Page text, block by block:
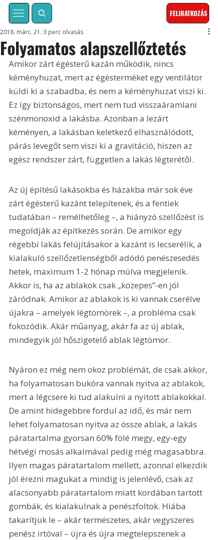
FELIRATKOZÁS
Folyamatos alapszellőztetés
2018. márc. 21. 3 perc olvasás
Amikor zárt égésterű kazán működik, nincs
kéményhuzat, mert az égésterméket egy ventilátor
küldi ki a szabadba, és nem a kéményhuzat viszi ki.
Ez így biztonságos, mert nem tud visszaáramlani
szénmonoxid a lakásba. Azonban a lezárt
kéményen, a lakásban keletkező elhasználódott,
párás levegőt sem viszi ki a gravitáció, hiszen az
egész rendszer zárt, független a lakás légterétől.
Az új építésű lakásokba és házakba már sok éve
zárt égésterű kazánt telepítenek, és a fentiek
tudatában – remélhetőleg –, a hiányzó szellőzést is
megoldják az építkezés során. De amikor egy
régebbi lakás felújításakor a kazánt is lecserélik, a
kialakuló szellőzetlenségből adódó penészesedés
hetek, maximum 1-2 hónap múlva megjelenik.
Akkor is, ha az ablakok csak „közepes”-en jól
záródnak. Amikor az ablakok is ki vannak cserélve
újakra – amelyek légtömörek –, a probléma csak
fokozódik. Akár műanyag, akár fa az új ablak,
mindegyik jól hőszigetelő ablak légtömör.
Nyáron ez még nem okoz problémát, de csak akkor,
ha folyamatosan bukóra vannak nyitva az ablakok,
mert a légcsere ki tud alakulni a nyitott ablakokkal.
De amint hidegebbre fordul az idő, és már nem
lehet folyamatosan nyitva az össze ablak, a lakás
páratartalma gyorsan 60% fölé megy, egy-egy
hétvégi mosás alkalmával pedig még magasabbra.
Ilyen magas páratartalom mellett, azonnal elkezdik
jól érezni magukat a mindig is jelenlévő, csak az
alacsonyabb páratartalom miatt kordában tartott
gombák, és kialakulnak a penészfoltok. Hiába
takarítjuk le – akár természetes, akár vegyszeres
penész irtóval – újra és újra megtelepszenek a